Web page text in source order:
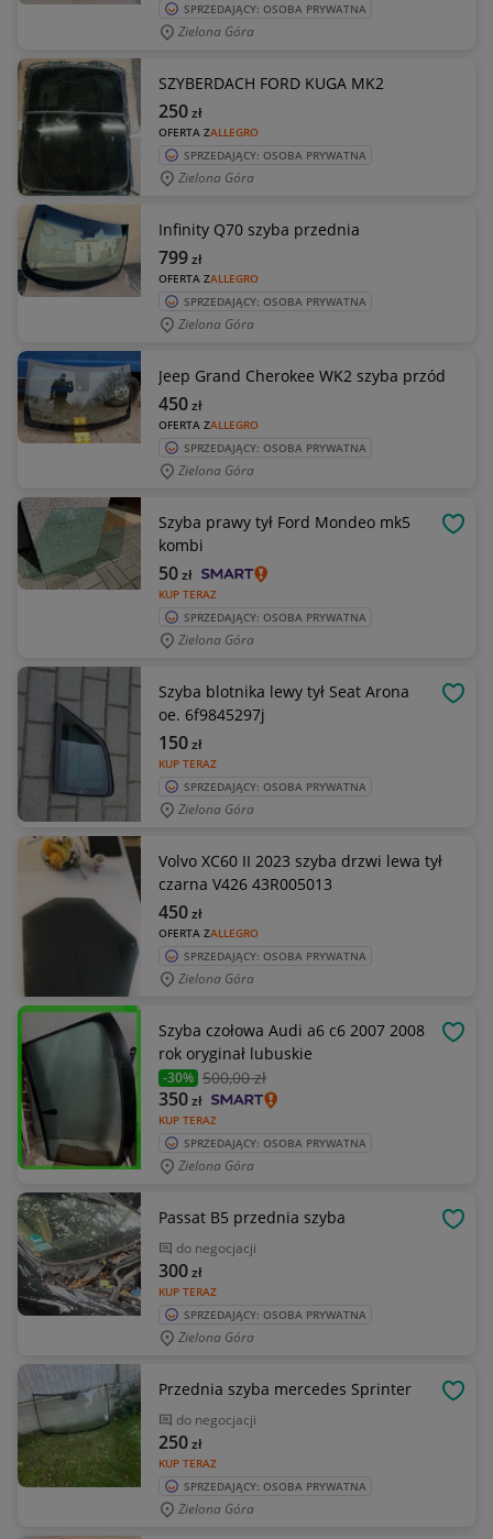
SPRZEDAJĄCY: OSOBA PRYWATNA
Zielona Góra
SZYBERDACH FORD KUGA MK2
OFERTA ZALLEGRO
250zł
SPRZEDAJĄCY: OSOBA PRYWATNA
Zielona Góra
Infinity Q70 szyba przednia
OFERTA ZALLEGRO
799zł
SPRZEDAJĄCY: OSOBA PRYWATNA
Zielona Góra
Jeep Grand Cherokee WK2 szyba przód
OFERTA ZALLEGRO
450zł
SPRZEDAJĄCY: OSOBA PRYWATNA
Zielona Góra
Szyba prawy tył Ford Mondeo mk5
kombi
KUP TERAZ
50zł
SPRZEDAJĄCY: OSOBA PRYWATNA
Zielona Góra
Szyba blotnika lewy tył Seat Arona
oe. 6f9845297j
KUP TERAZ
150zł
SPRZEDAJĄCY: OSOBA PRYWATNA
Zielona Góra
Volvo XC60 II 2023 szyba drzwi lewa tył
czarna V426 43R005013
OFERTA ZALLEGRO
450zł
SPRZEDAJĄCY: OSOBA PRYWATNA
Zielona Góra
Szyba czołowa Audi a6 c6 2007 2008
rok oryginał lubuskie
-30% 500,00 zł
KUP TERAZ
350zł
SPRZEDAJĄCY: OSOBA PRYWATNA
Zielona Góra
Passat B5 przednia szyba
do negocjacji
KUP TERAZ
300zł
SPRZEDAJĄCY: OSOBA PRYWATNA
Zielona Góra
Przednia szyba mercedes Sprinter
do negocjacji
KUP TERAZ
250zł
SPRZEDAJĄCY: OSOBA PRYWATNA
Zielona Góra